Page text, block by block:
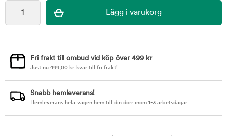
Fri frakt till ombud vid köp över 499 kr
Just nu 499,00 kr kvar till fri frakt!
Snabb hemleverans!
Hemleverans hela vägen hem till din dörr inom 1-3 arbetsdagar.